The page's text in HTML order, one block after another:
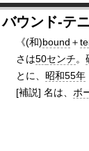
バウンド‐テ
《(和)bound ＋
さは50センチ。
とに、 昭和55年
[補説] 名は、 ボ